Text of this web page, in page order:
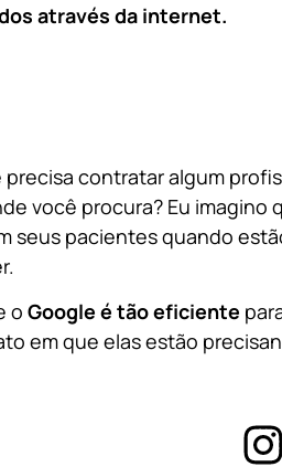
através da internet.
precisa contratar algum
você procura? Eu imagino
seus pacientes quando
o Google é tão eficiente
em que elas estão